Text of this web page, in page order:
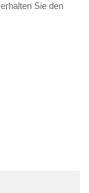
Sie den